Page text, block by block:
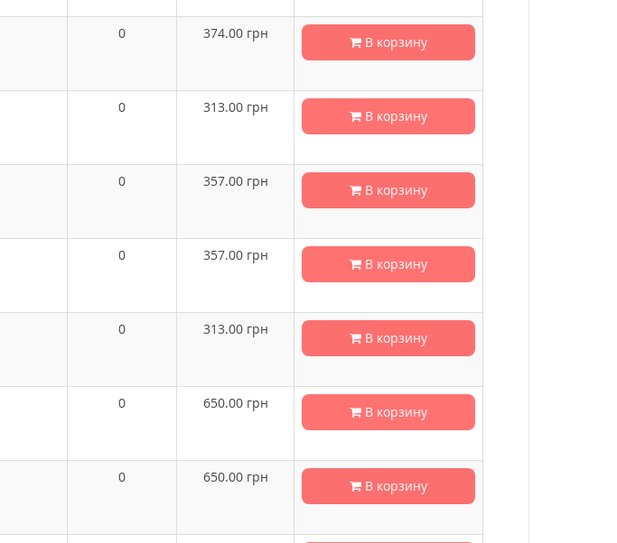
0 374.00грн
В корзину
0 313.00грн
В корзину
0 357.00грн
В корзину
0 357.00грн
В корзину
0 313.00грн
В корзину
0 650.00грн
В корзину
0 650.00грн
В корзину